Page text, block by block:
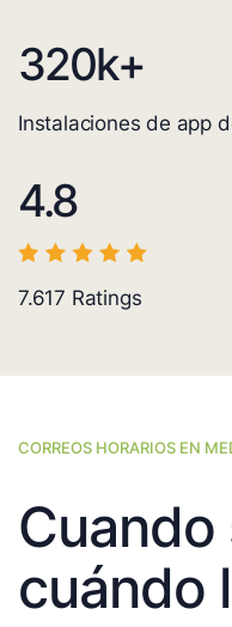
320k+
Instalaciones de app
4.8
7.617 Ratings
CORREOS HORARIOS EN
Cuando
cuándo